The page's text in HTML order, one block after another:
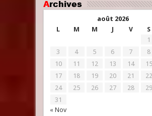
Archives
août 2026
L
M M J V S
« Nov
1
3
4 5 6 7 8
10
11 12 13 14 15
17
18 19 20 21 22
24
25 26 27 28 29
31